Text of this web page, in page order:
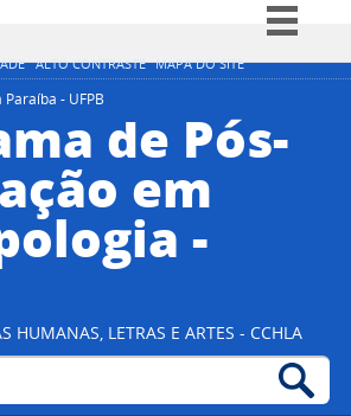
ALTO CONTRASTE MAPA DO SITE
Simplifique!
Participe
Legislação
Canais
- UFPB
de Pós-
em
-
HUMANAS, LETRAS E ARTES - CCHLA